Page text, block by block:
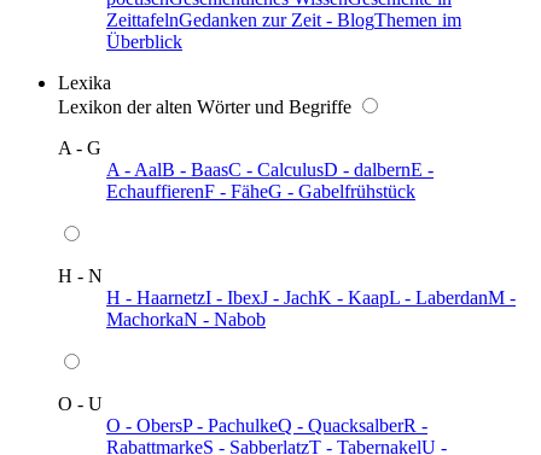
ZeittafelnGedanken zur Zeit - BlogThemen im
Überblick
Lexika
Lexikon der alten Wörter und Begriffe
A - G
A - AalB - BaasC - CalculusD - dalbernE -
EchauffierenF - FäheG - Gabelfrühstück
H - N
H - HaarnetzI - IbexJ - JachK - KaapL - LaberdanM -
MachorkaN - Nabob
O - U
O - ObersP - PachulkeQ - QuacksalberR -
RabattmarkeS - SabberlatzT - TabernakelU -